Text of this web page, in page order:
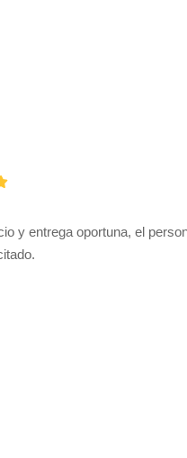
y entrega oportuna, el